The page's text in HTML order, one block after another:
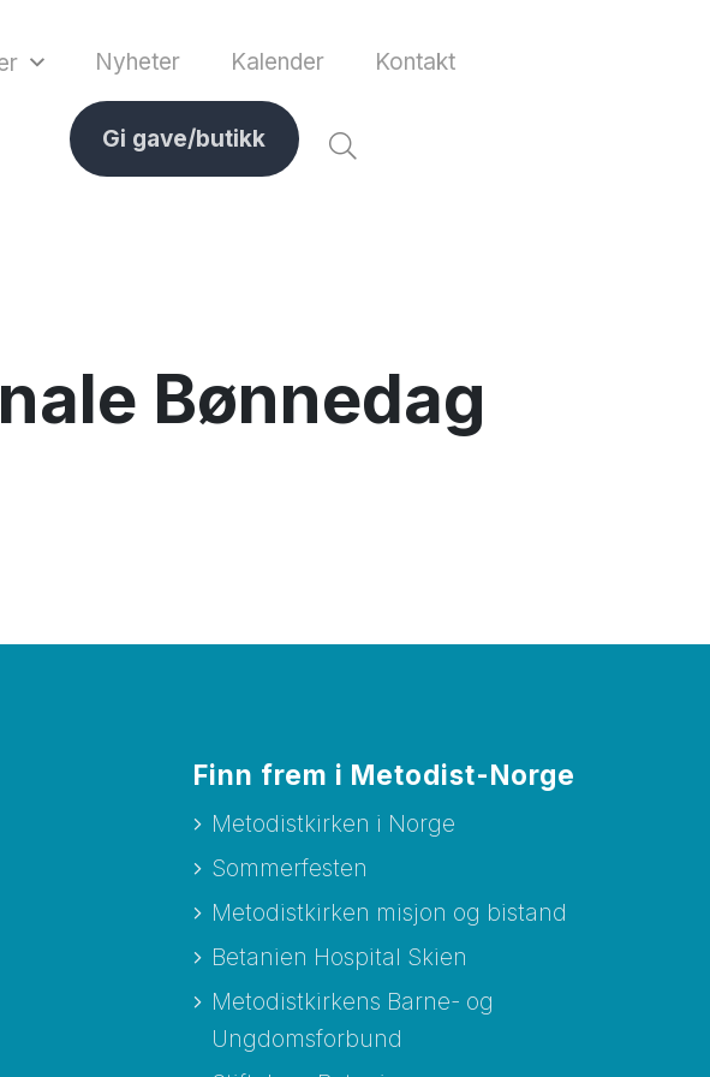
Nyheter Kalender Kontakt
Gi gave/butikk
Bønnedag
Finn frem i Metodist-Norge
Metodistkirken i Norge
Sommerfesten
Metodistkirken misjon og bistand
Betanien Hospital Skien
Metodistkirkens Barne- og
Ungdomsforbund